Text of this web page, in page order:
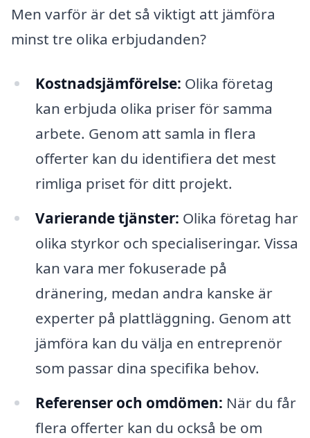
Men varför är det så viktigt att jämföra
minst tre olika erbjudanden?
Kostnadsjämförelse: Olika företag
kan erbjuda olika priser för samma
arbete. Genom att samla in flera
offerter kan du identifiera det mest
rimliga priset för ditt projekt.
Varierande tjänster: Olika företag har
olika styrkor och specialiseringar. Vissa
kan vara mer fokuserade på
dränering, medan andra kanske är
experter på plattläggning. Genom att
jämföra kan du välja en entreprenör
som passar dina specifika behov.
Referenser och omdömen: När du får
flera offerter kan du också be om